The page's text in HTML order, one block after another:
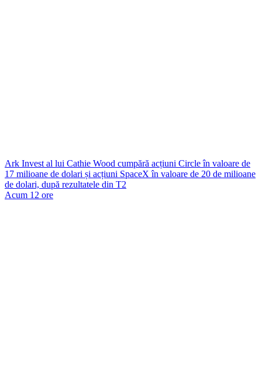
Ark Invest al lui Cathie Wood cumpără acțiuni Circle în valoare de
17 milioane de dolari și acțiuni SpaceX în valoare de 20 de milioane
de dolari, după rezultatele din T2
Acum 12 ore